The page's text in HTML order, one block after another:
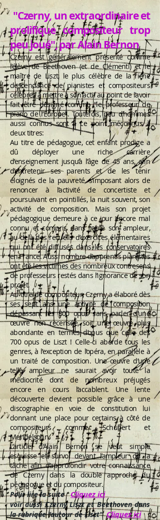
"Czerny, un extraordinaire et
prolifique compositeur trop
peu joué", par Alain Bernon
Czerny est généralement présenté comme
l’élève de Beethoven (et de Clémenti) et le
maître de Liszt, le plus célèbre de la riche
descendance de pianistes et compositeurs
célèbres à mettre à son actif au point de l’avoir
fait être désigné comme “le professeur de
piano de l’Europe”. Toutefois, peu d’hommes
aussi connus sont à ce point méconnus à
deux titres:
Au titre de pédagogue, cet enfant prodige a
dû déployer une riche carrière
d’enseignement jusqu’à l’âge de 45 ans, afin
d’entretenir ses parents et de les tenir
éloignés de la pauvreté, s’imposant alors de
renoncer à l’activité de concertiste et
poursuivant en pointillés, la nuit souvent, son
activité de composition. Mais son projet
pédagogique demeure à ce jour encore mal
connu et compris dans toute son ampleur,
au-delà des recueils d’exercices élémentaires
qui ont été diffusés dans les conservatoires
en France. Aussi nombre d’apprentis pianistes
ont été les victimes des nombreux contresens
de professeurs restés dans l’ignorance de son
projet.
Au titre de compositeur, Czerny a élaboré dès
ses sept ans une activité de composition
dépassant les 800 opus sans parler d’une
œuvre non recensée, soit une œuvre plus
abondante en termes d’opus que celle des
700 opus de Liszt ! Celle-ci aborde tous les
genres, à l’exception de l’opéra, en parallèle à
un traité de composition. Une œuvre d’une
telle ampleur ne saurait avoir toute la
médiocrité dont de nombreux préjugés
encore en cours l’accablent. Une lente
découverte devient possible grâce à une
discographie en voie de constitution lui
donnant une place pour certains à côté de
compositeurs comme Schubert et
Mendelsohn.
L’article d’Alain Bernon se veut simple
esquisse et survol devant l’ampleur de la
tâche afin d’approfondir votre connaissance
de Czerny dans la double approche du
pédagogue et du compositeur.
Pour lire la suite Cliquez ici
voir aussi Czerny Liszt et Beethoven dans
la rubrique "autour de Liszt" Cliquez ici